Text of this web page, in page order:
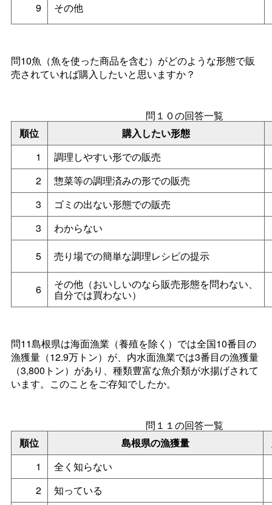
9
その他
問10魚（魚を使った商品を含む）がどのような形態で販
売されていれば購入したいと思いますか？
順位 購入したい形態
問１０の回答一覧
1
調理しやすい形での販売
2
惣菜等の調理済みの形での販売
3
ゴミの出ない形態での販売
3
わからない
5
売り場での簡単な調理レシピの提示
6 その他（おいしいのなら販売形態を問わない、
自分では買わない）
問11島根県は海面漁業（養殖を除く）では全国10番目の
漁獲量（12.9万トン）が、内水面漁業では3番目の漁獲量
（3,800トン）があり、種類豊富な魚介類が水揚げされて
います。このことをご存知でしたか。
順位 島根県の漁獲量
問１１の回答一覧
1
全く知らない
2
知っている